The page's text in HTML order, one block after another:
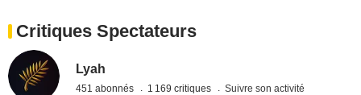
Critiques Spectateurs
Lyah
451 abonnés 1 169 critiques Suivre son activité